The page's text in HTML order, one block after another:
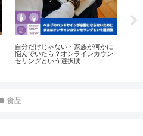
自分だけじゃない・家族が何かに
悩んでいたら？オンラインカウン
セリングという選択肢
食品